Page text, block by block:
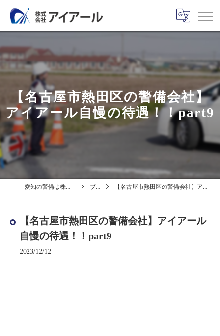
【名古屋市熱田区の警備会社】
アイアール自慢の待遇！！part9
愛知の警備は株式会社アイアール ブログ 【名古屋市熱田区の警備会社】アイアール自慢の待遇！！part9
【名古屋市熱田区の警備会社】アイアール
自慢の待遇！！part9
2023/12/12